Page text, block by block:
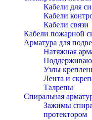
Кабели для
Кабели
Кабели связи
Кабели пожарной
Арматура для
Натяжная
Узлы
Лента и
Талрепы
Спиральная
Зажимы
протектором